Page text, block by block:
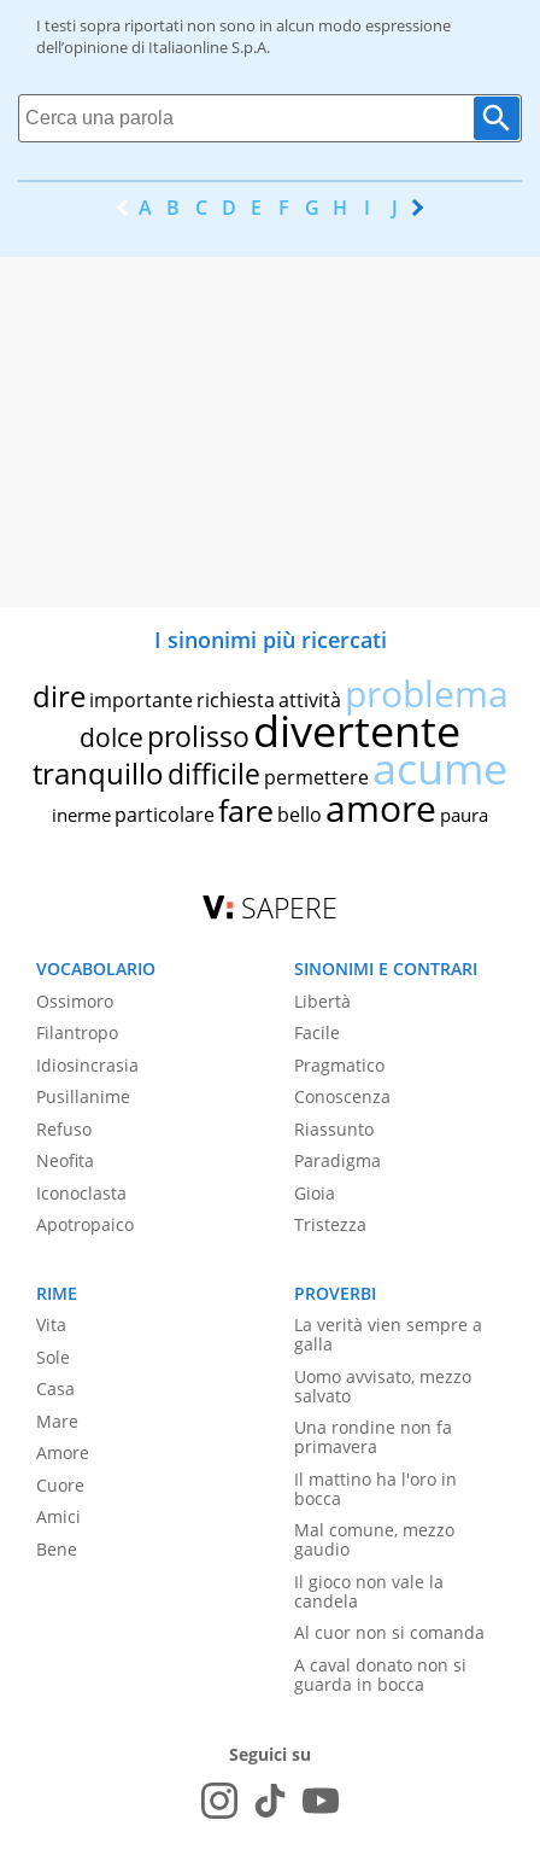
I testi sopra riportati non sono in alcun modo espressione
dell’opinione di Italiaonline S.p.A.
A B C D E F G H I J K
I sinonimi più ricercati
dire importante richiestaattività problema
dolce prolissodivertente
tranquillodifficile permettereacume
inerme particolarefare bello amore paura
SAPERE
VOCABOLARIO
Ossimoro
Filantropo
Idiosincrasia
Pusillanime
Refuso
Neofita
Iconoclasta
Apotropaico
SINONIMI E CONTRARI
Libertà
Facile
Pragmatico
Conoscenza
Riassunto
Paradigma
Gioia
Tristezza
RIME
Vita
Sole
Casa
Mare
Amore
Cuore
Amici
Bene
PROVERBI
La verità vien sempre a
galla
Uomo avvisato, mezzo
salvato
Una rondine non fa
primavera
Il mattino ha l'oro in
bocca
Mal comune, mezzo
gaudio
Il gioco non vale la
candela
Al cuor non si comanda
A caval donato non si
guarda in bocca
Seguici su